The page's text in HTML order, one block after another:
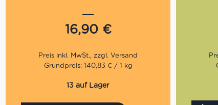
Dose aus dem Jahr 1911. Sie sind der
perfekte Mini-Genuss zum Kaffee oder
einfach mal so zwischendurch.. und dank
widerverschließbar!
16,90 €
Grundpreis: 140,83 € / 1 kg
13 auf Lager
und